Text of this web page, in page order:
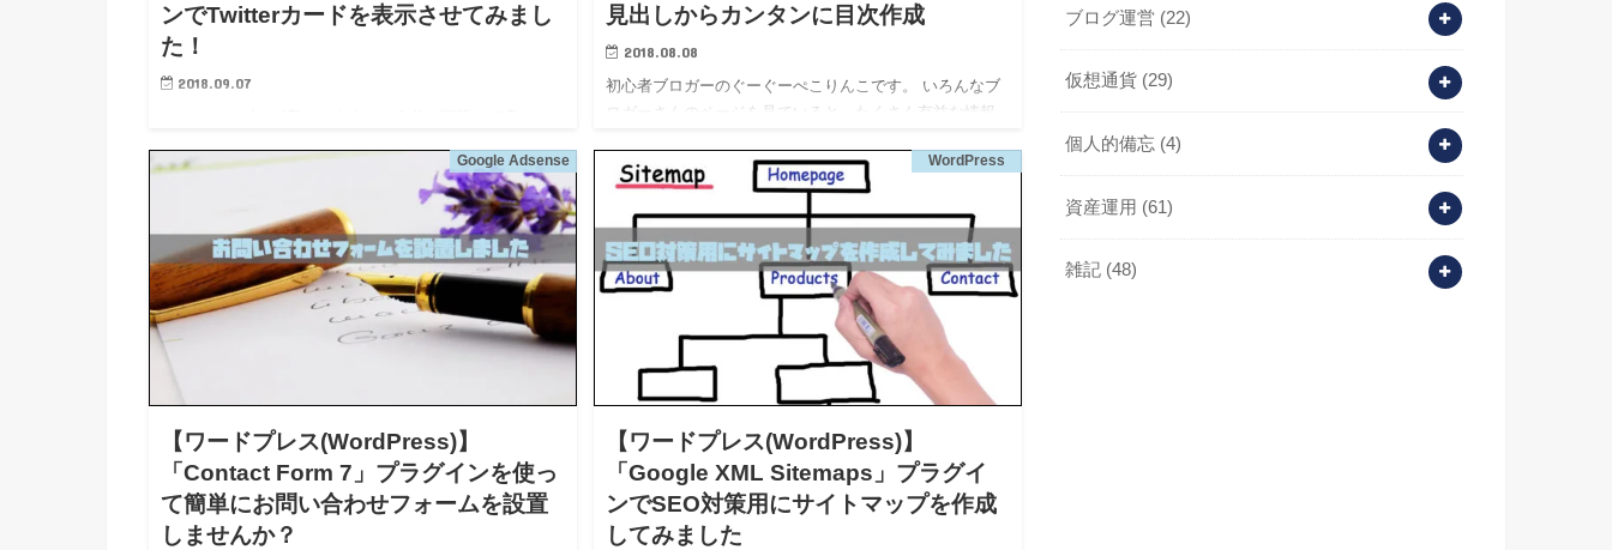
ンでTwitterカードを表示させてみまし
た！
2018.09.07
ね？ わたしは頑張っていい記事を書いても、読んでもら
えないと意味が無いと思ってます。そのため、まず読ん
でもらうための導線を…
見出しからカンタンに目次作成
2018.08.08
初心者ブロガーのぐーぐーぺこりんこです。 いろんなブ
ロガーさんのページを見ていると、たくさん有益な情報
が多ければ、読み手側に読みやすくしておかないとペー
ジを閉じられるだ…
Google Adsense
【ワードプレス(WordPress)】
「Contact Form 7」プラグインを使っ
て簡単にお問い合わせフォームを設置
しませんか？
WordPress
【ワードプレス(WordPress)】
「Google XML Sitemaps」プラグイ
ンでSEO対策用にサイトマップを作成
してみました
ブログ運営 (22)
仮想通貨 (29)
個人的備忘 (4)
資産運用 (61)
雑記 (48)